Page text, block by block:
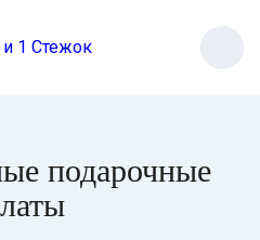
подарочные